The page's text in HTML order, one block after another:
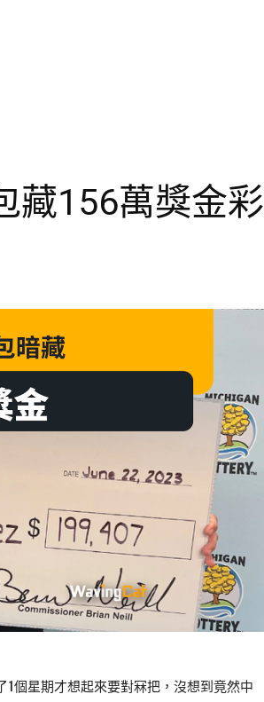
藏156萬獎金彩
個星期才想起來要對冧把，沒想到竟然中